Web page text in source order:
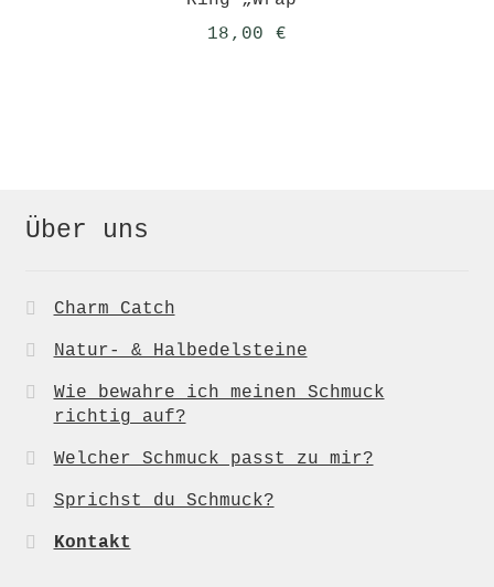
18,00 €
Über uns
Charm Catch
Natur- & Halbedelsteine
Wie bewahre ich meinen Schmuck
richtig auf?
Welcher Schmuck passt zu mir?
Sprichst du Schmuck?
Kontakt